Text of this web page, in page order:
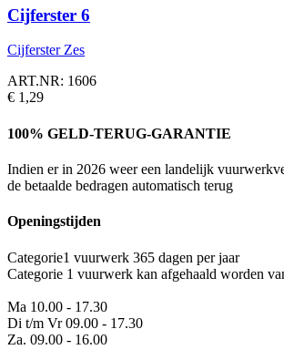
Cijferster 6
Cijferster Zes
ART.NR: 1606
€ 1,29
100% GELD-TERUG-GARANTIE
Indien er in 2026 weer een landelijk
de betaalde bedragen automatisch terug
Openingstijden
Categorie1 vuurwerk 365 dagen per jaar
Categorie 1 vuurwerk kan afgehaald worden
Ma 10.00 - 17.30
Di t/m Vr 09.00 - 17.30
Za. 09.00 - 16.00